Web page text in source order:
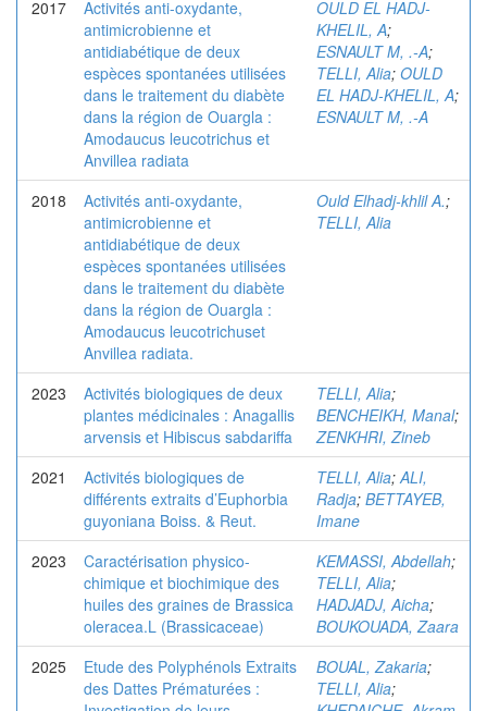
2017
Activités anti-oxydante,
antimicrobienne et
antidiabétique de deux
espèces spontanées utilisées
dans le traitement du diabète
dans la région de Ouargla :
Amodaucus leucotrichus et
Anvillea radiata
OULD EL HADJ-
KHELIL, A;
ESNAULT M, .-A;
TELLI, Alia; OULD
EL HADJ-KHELIL, A;
ESNAULT M, .-A
2018
Activités anti-oxydante,
antimicrobienne et
antidiabétique de deux
espèces spontanées utilisées
dans le traitement du diabète
dans la région de Ouargla :
Amodaucus leucotrichuset
Anvillea radiata.
Ould Elhadj-khlil A.;
TELLI, Alia
2023
Activités biologiques de deux
plantes médicinales : Anagallis
arvensis et Hibiscus sabdariffa
TELLI, Alia;
BENCHEIKH, Manal;
ZENKHRI, Zineb
2021
Activités biologiques de
différents extraits d’Euphorbia
guyoniana Boiss. & Reut.
TELLI, Alia;ALI,
Radja; BETTAYEB,
Imane
2023
Caractérisation physico-
chimique et biochimique des
huiles des graines de Brassica
oleracea.L (Brassicaceae)
KEMASSI, Abdellah;
TELLI, Alia;
HADJADJ, Aicha;
BOUKOUADA, Zaara
2025
Etude des Polyphénols Extraits
des Dattes Prématurées :
BOUAL, Zakaria;
TELLI, Alia;